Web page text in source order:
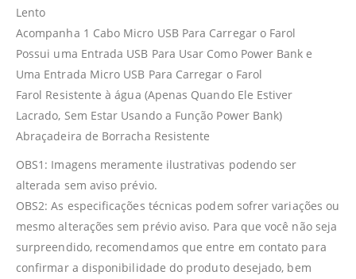
Lento
Acompanha 1 Cabo Micro USB Para Carregar o Farol
Possui uma Entrada USB Para Usar Como Power Bank e
Uma Entrada Micro USB Para Carregar o Farol
Farol Resistente à água (Apenas Quando Ele Estiver
Lacrado, Sem Estar Usando a Função Power Bank)
Abraçadeira de Borracha Resistente
OBS1: Imagens meramente ilustrativas podendo ser
alterada sem aviso prévio.
OBS2: As especificações técnicas podem sofrer variações ou
mesmo alterações sem prévio aviso. Para que você não seja
surpreendido, recomendamos que entre em contato para
confirmar a disponibilidade do produto desejado, bem